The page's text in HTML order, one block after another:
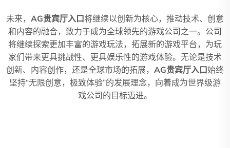
未来， AG贵宾厅入口将继续以创新为核心，推动技术、创意
和内容的融合，致力于成为全球领先的游戏公司之一。公司
将继续探索更加丰富的游戏玩法，拓展新的游戏平台，为玩
家们带来更具挑战性、更具娱乐性的游戏体验。无论是技术
创新、内容创作，还是全球市场的拓展， AG贵宾厅入口始终
坚持“无限创意，极致体验”的发展理念，向着成为世界级游
戏公司的目标迈进。